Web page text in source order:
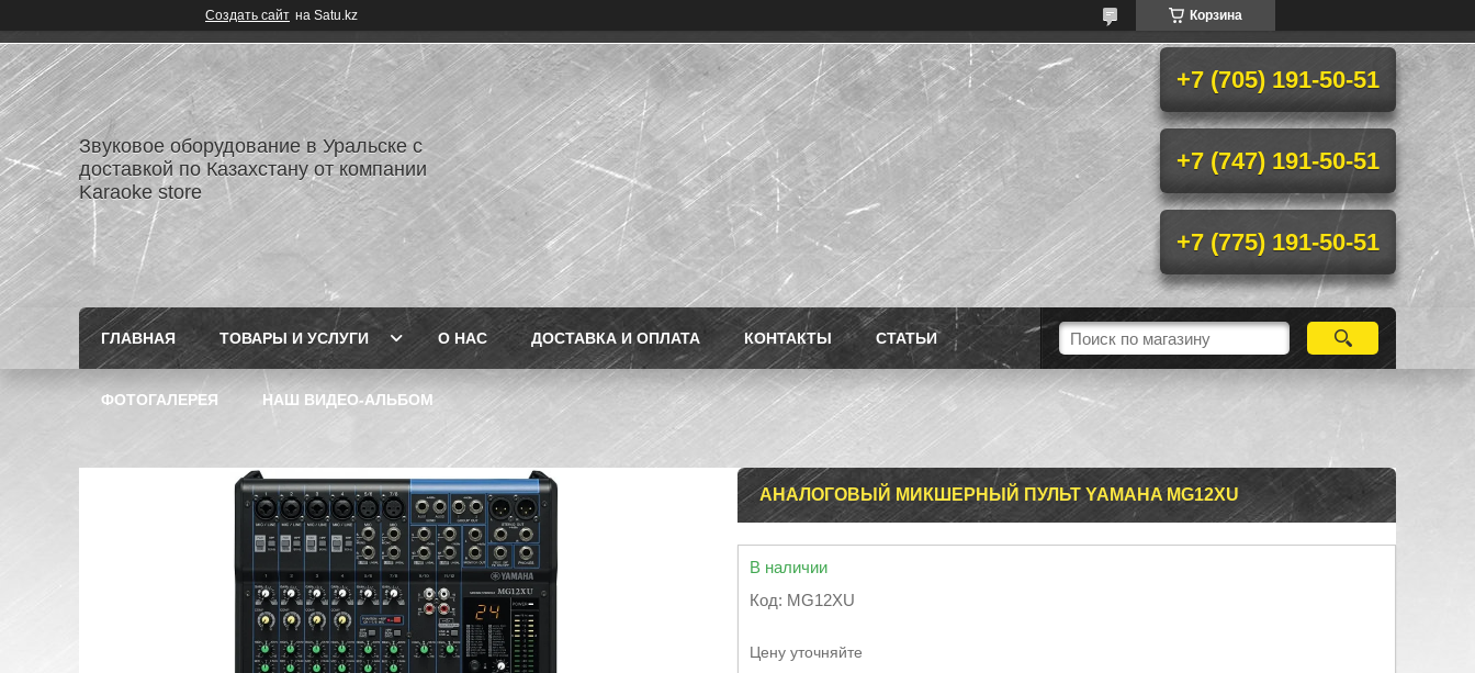
Создать сайт на Satu.kz Корзина
Звуковое оборудование в Уральске с
доставкой по Казахстану от компании
Karaoke store
+7 (705) 191-50-51
+7 (747) 191-50-51
+7 (775) 191-50-51
ГЛАВНАЯ ТОВАРЫ И УСЛУГИ О НАС ДОСТАВКА И ОПЛАТА КОНТАКТЫ СТАТЬИ
ФОТОГАЛЕРЕЯ НАШ ВИДЕО-АЛЬБОМ
АНАЛОГОВЫЙ МИКШЕРНЫЙ ПУЛЬТ YAMAHA MG12XU
В наличии
Код: MG12XU
Цену уточняйте